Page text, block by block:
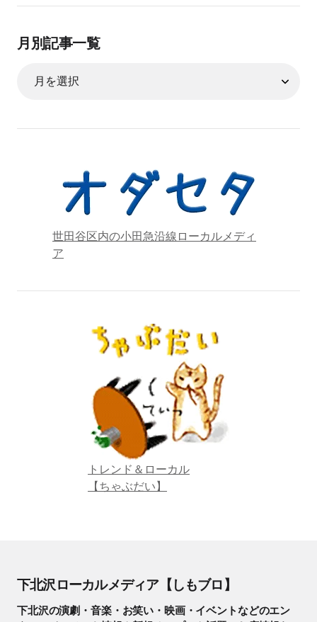
月別記事一覧
世田谷区内の小田急沿線ローカルメディ
ア
トレンド＆ローカル
【ちゃぶだい】
下北沢ローカルメディア【しもブロ】
下北沢の演劇・音楽・お笑い・映画・イベントなどのエン